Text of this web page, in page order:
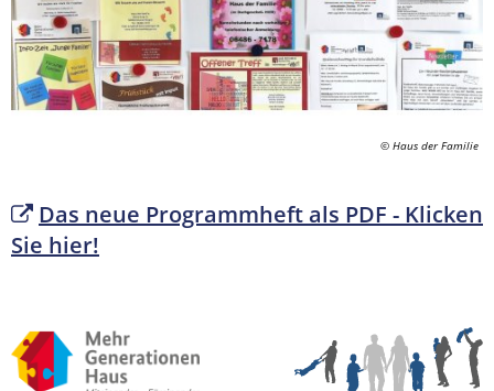
© Haus der Familie
Das neue Programmheft als PDF - Klicken
Sie hier!